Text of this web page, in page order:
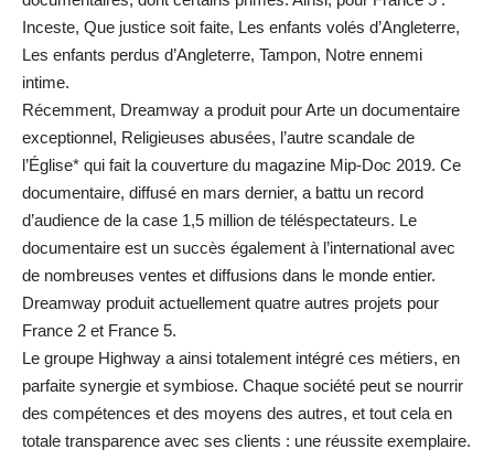
Inceste, Que justice soit faite, Les enfants volés d’Angleterre,
Les enfants perdus d’Angleterre, Tampon, Notre ennemi
intime.
Récemment, Dreamway a produit pour Arte un documentaire
exceptionnel, Religieuses abusées, l’autre scandale de
l’Église* qui fait la couverture du magazine Mip-Doc 2019. Ce
documentaire, diffusé en mars dernier, a battu un record
d’audience de la case 1,5 million de téléspectateurs. Le
documentaire est un succès également à l’international avec
de nombreuses ventes et diffusions dans le monde entier.
Dreamway produit actuellement quatre autres projets pour
France 2 et France 5.
Le groupe Highway a ainsi totalement intégré ces métiers, en
parfaite synergie et symbiose. Chaque société peut se nourrir
des compétences et des moyens des autres, et tout cela en
totale transparence avec ses clients : une réussite exemplaire.